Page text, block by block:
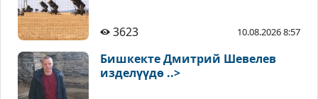
3623 10.08.2026 8:57
Бишкекте Дмитрий Шевелев
изделүүдө ..>